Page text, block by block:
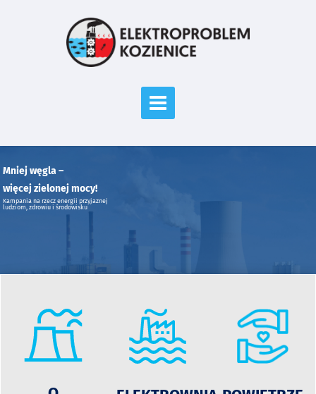
Mniej węgla –
więcej zielonej mocy!
Kampania na rzecz energii przyjaznej
ludziom, zdrowiu i środowisku